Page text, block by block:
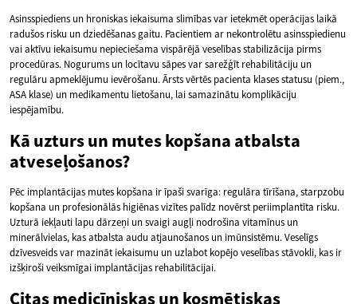
Asinsspiediens un hroniskas iekaisuma slimības var ietekmēt operācijas laikā
radušos risku un dziedēšanas gaitu. Pacientiem ar nekontrolētu asinsspiedienu
vai aktīvu iekaisumu nepieciešama vispārējā veselības stabilizācija pirms
procedūras. Nogurums un locītavu sāpes var sarežģīt rehabilitāciju un
regulāru apmeklējumu ievērošanu. Ārsts vērtēs pacienta klases statusu (piem.,
ASA klase) un medikamentu lietošanu, lai samazinātu komplikāciju
iespējamību.
Kā uzturs un mutes kopšana atbalsta
atveseļošanos?
Pēc implantācijas mutes kopšana ir īpaši svarīga: regulāra tīrīšana, starpzobu
kopšana un profesionālās higiēnas vizītes palīdz novērst periimplantīta risku.
Uzturā iekļauti lapu dārzeņi un svaigi augļi nodrošina vitamīnus un
minerālvielas, kas atbalsta audu atjaunošanos un imūnsistēmu. Veselīgs
dzīvesveids var mazināt iekaisumu un uzlabot kopējo veselības stāvokli, kas ir
izšķiroši veiksmīgai implantācijas rehabilitācijai.
Citas medicīniskas un kosmētiskas